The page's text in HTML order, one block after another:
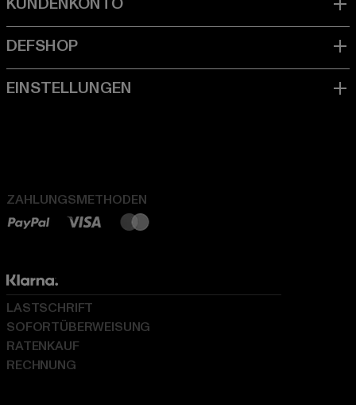
ZAHLUNGSMETHODEN
LASTSCHRIFT
SOFORTÜBERWEISUNG
RATENKAUF
RECHNUNG